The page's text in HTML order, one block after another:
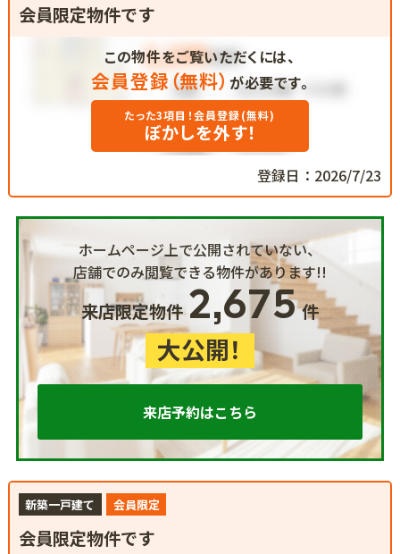
会員限定物件です
この物件をご覧いただくには、
会員登録（無料） が必要です。
たった3項目！会員登録(無料)
ぼかしを外す！
登録日：2026/7/23
ホームページ上で公開されていない、
店舗でのみ閲覧できる物件があります!!
来店限定物件2,675件
大公開！
来店予約はこちら
新築一戸建て 会員限定
会員限定物件です